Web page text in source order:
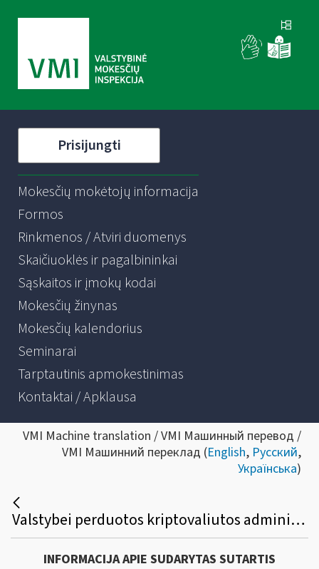
Prisijungti
Mokesčių mokėtojų informacija
Formos
Rinkmenos / Atviri duomenys
Skaičiuoklės ir pagalbininkai
Sąskaitos ir įmokų kodai
Mokesčių žinynas
Mokesčių kalendorius
Seminarai
Tarptautinis apmokestinimas
Kontaktai / Apklausa
VMI Machine translation / VMI Машинный перевод /
VMI Машинний переклад (English, Русский,
Українська)
Valstybei perduotos kriptovaliutos administravimo ir konvertavimo organizavimo paslaugų viešasis pirkimas
INFORMACIJA APIE SUDARYTAS SUTARTIS